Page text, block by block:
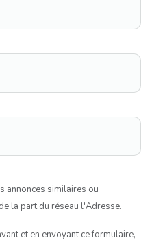
annonces similaires ou
la part du réseau l'Adresse.
et en envoyant ce formulaire,